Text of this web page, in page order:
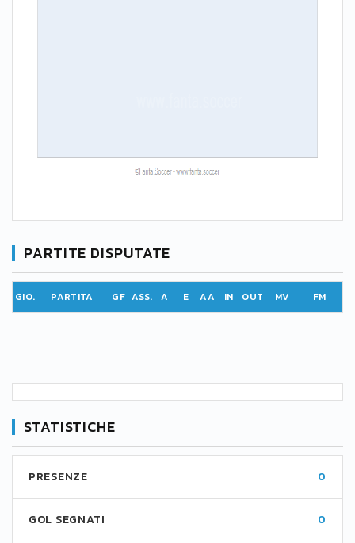
PARTITE DISPUTATE
GIO. PARTITA GF ASS. A E AA IN OUT MV FM
STATISTICHE
PRESENZE 0
GOL SEGNATI 0